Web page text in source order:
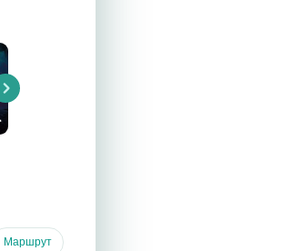
Next
Маршрут